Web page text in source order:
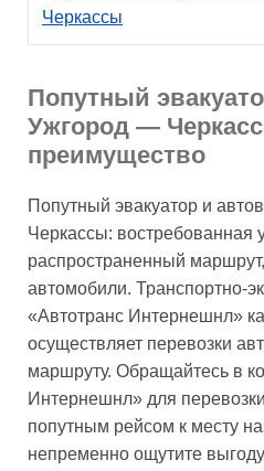
Черкассы
Попутный
Ужгород —
преимущество
Попутный эвакуатор и
Черкассы: востребованная
распространенный
автомобили. Транспортно-
«Автотранс Интернешнл»
осуществляет перевозки
маршруту. Обращайтесь в
Интернешнл» для
попутным рейсом к месту
непременно ощутите